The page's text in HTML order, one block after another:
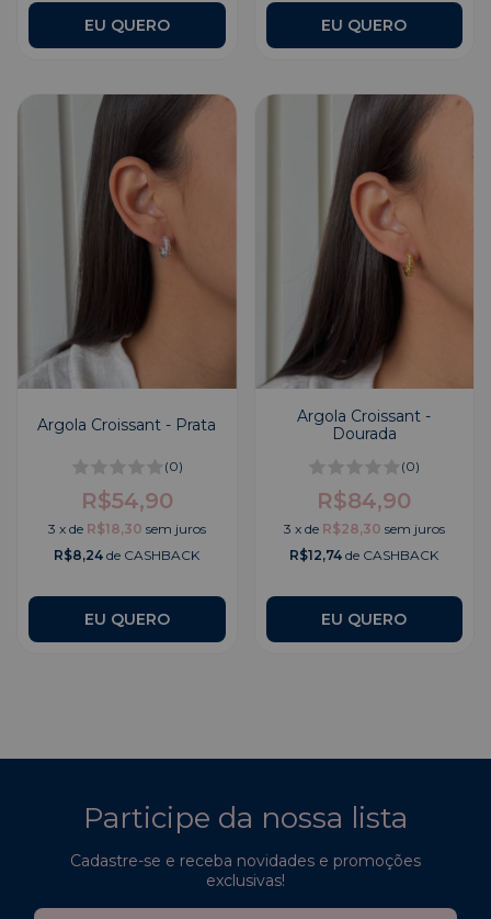
EU QUERO
Argola Croissant - Prata
(0)
R$54,90
3 x de R$18,30 sem juros
R$8,24 de CASHBACK
Argola Croissant -
Dourada
(0)
R$84,90
3 x de R$28,30 sem juros
R$12,74 de CASHBACK
Participe da nossa lista
Cadastre-se e receba novidades e promoções
exclusivas!